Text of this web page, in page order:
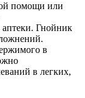
помощи или
Гнойник
в
в легких,